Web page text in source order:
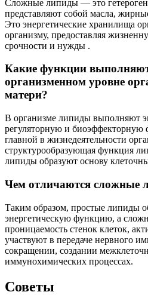
Сложные липиды — это
представляют собой масла,
Это энергетические хранилища
организму, предоставляя
срочности и нужды .
Какие функции
организменном уровне
матери?
В организме липиды выполняют
регуляторную и
главной в жизнедеятельности
структурообразующая функция
липиды образуют основу
Чем отличаются сложные
Таким образом, простые липиды
энергетическую функцию, а
проницаемость стенок клеток,
участвуют в передаче нервного
сокращении, создании
иммунохимических процессах.
Советы